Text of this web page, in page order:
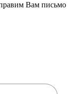
Вам письмо